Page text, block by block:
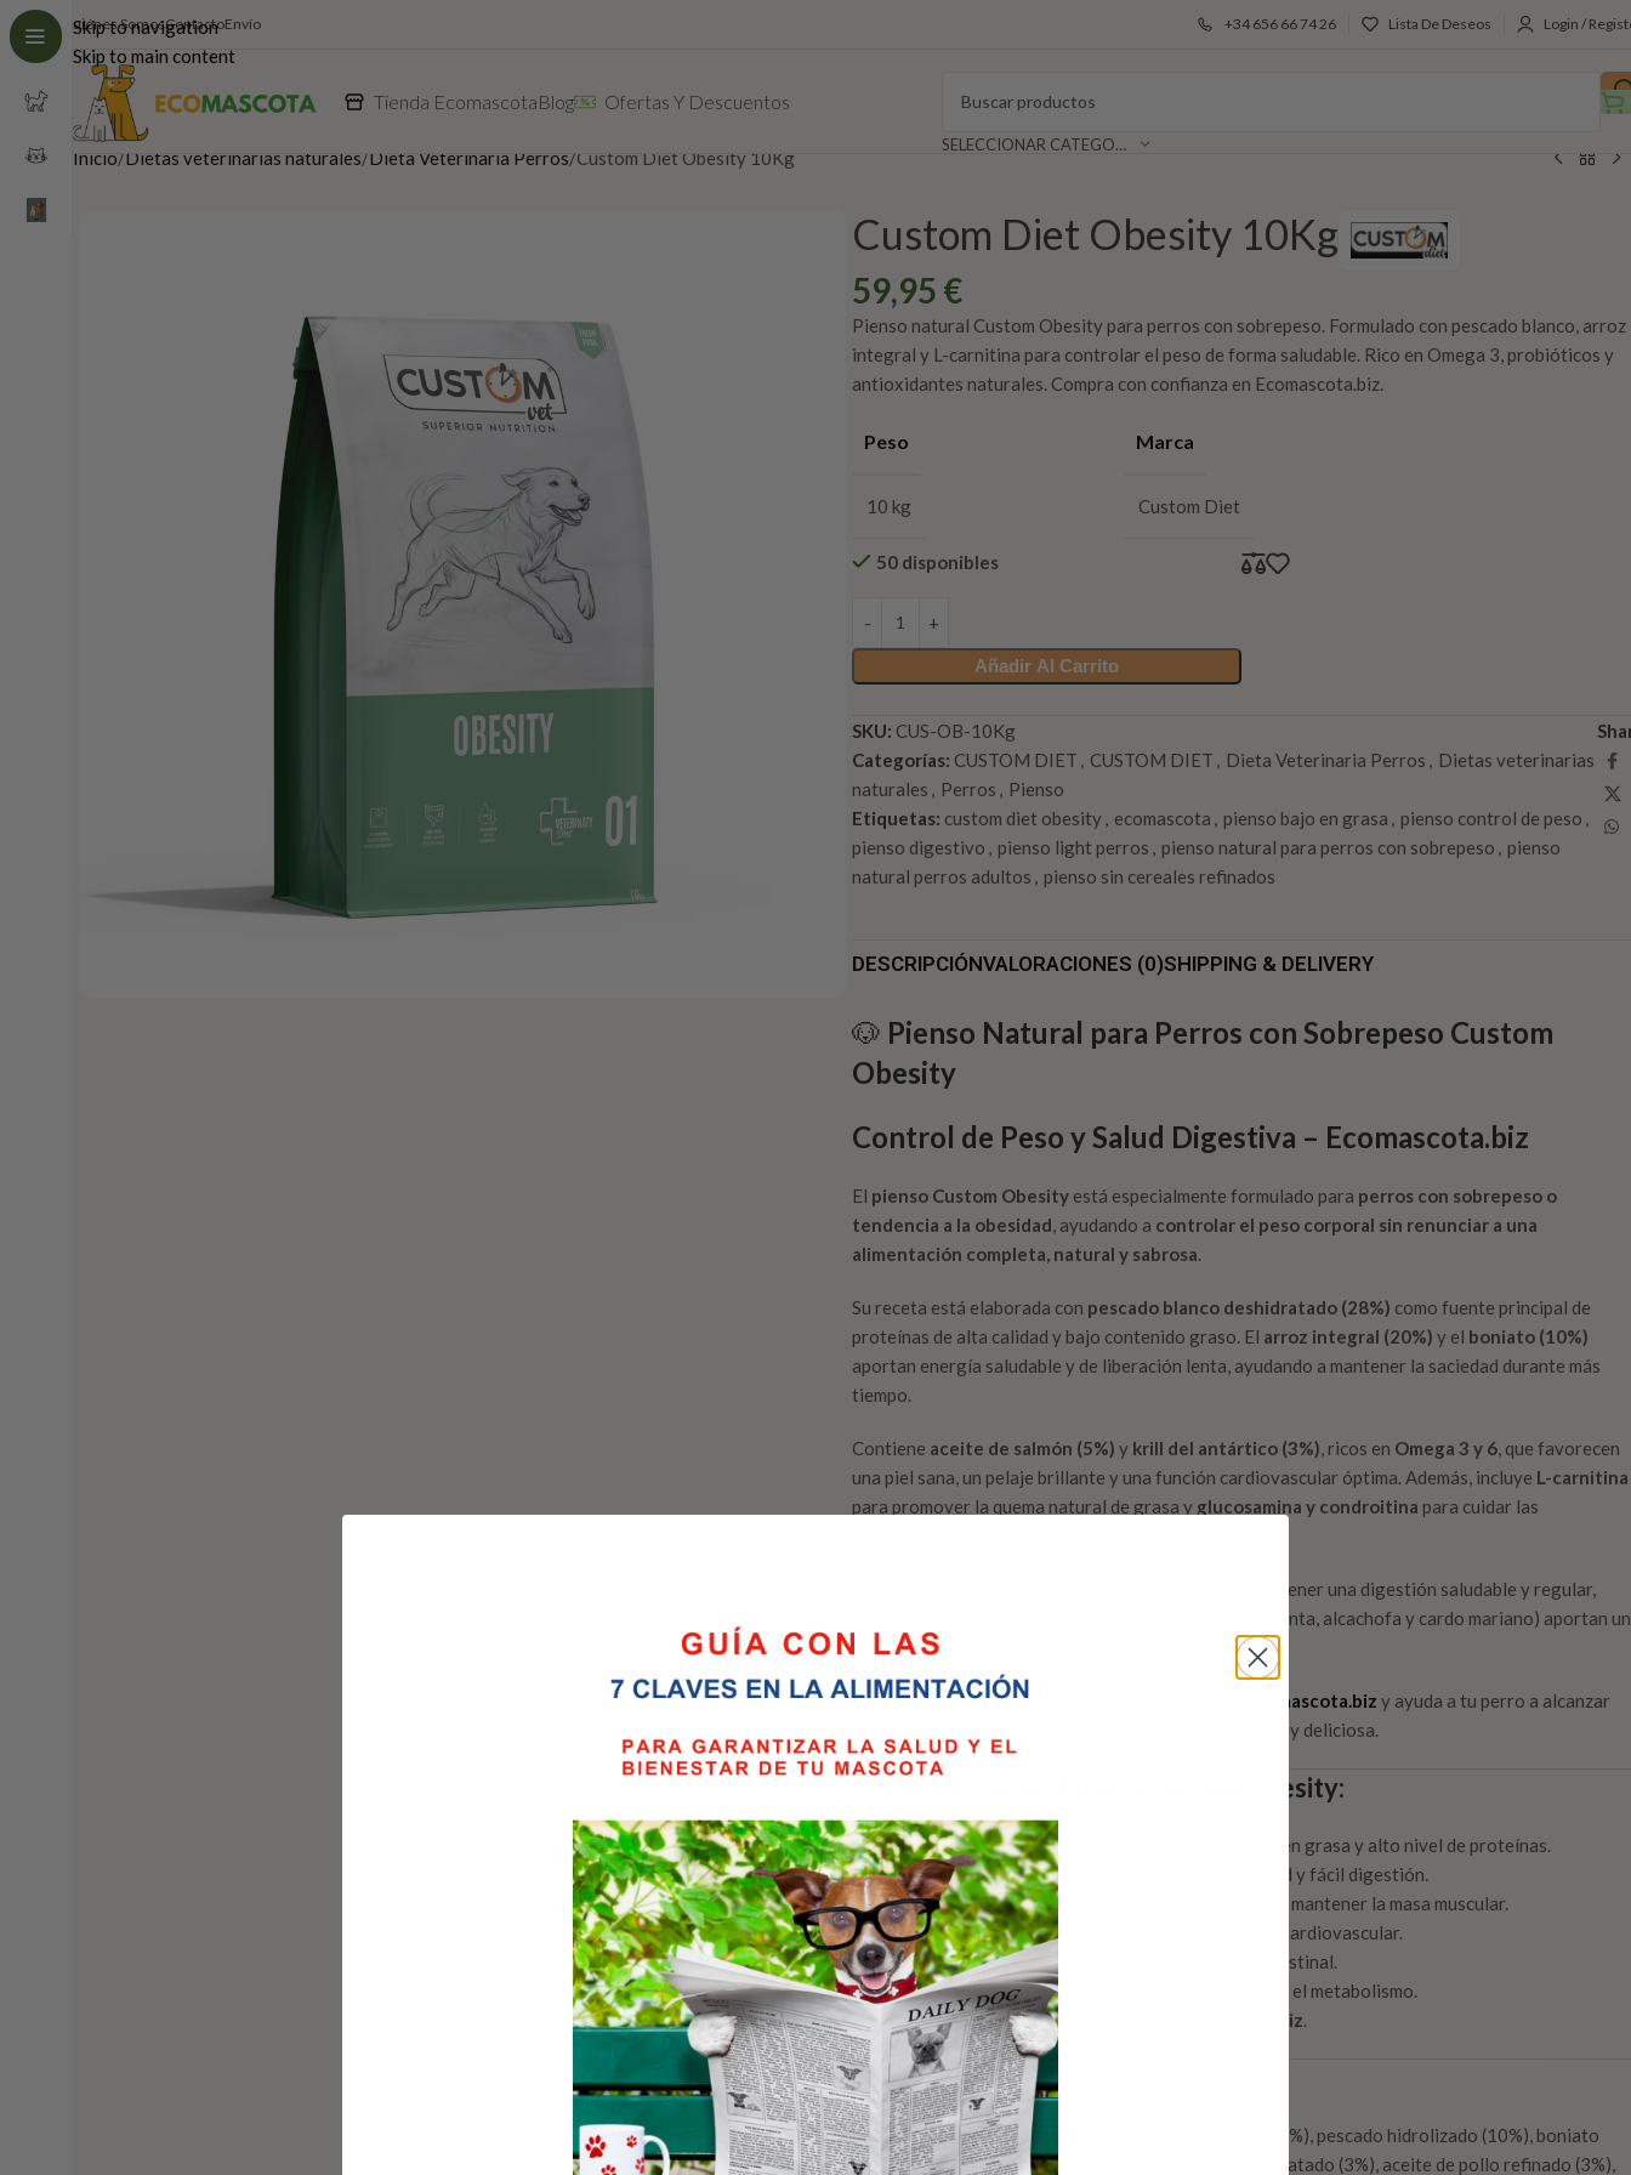
Skip to navigation
Skip to main content
Quiénes SomosContactoEnvío +34 656 66 74 26 Lista De Deseos Login /
Tienda EcomascotaBlog Ofertas Y Descuentos
SELECCIONAR CATEGORÍA
Inicio Dietas veterinarias naturales Dieta Veterinaria Perros Custom Diet Obesity 10Kg
Custom Diet Obesity 10Kg
59,95 €
Pienso natural Custom Obesity para perros con sobrepeso. Formulado con pescado blanco, arroz
integral y L-carnitina para controlar el peso de forma saludable. Rico en Omega 3, probióticos y
antioxidantes naturales. Compra con confianza en Ecomascota.biz.
Peso
10 kg
Marca
Custom Diet
50 disponibles
Añadir Al Carrito
SKU: CUS-OB-10Kg
Categorías: CUSTOM DIET , CUSTOM DIET , Dieta Veterinaria Perros , Dietas veterinarias
naturales , Perros , Pienso
Etiquetas: custom diet obesity, ecomascota , pienso bajo en grasa , pienso control de peso ,
pienso digestivo , pienso light perros , pienso natural para perros con sobrepeso , pienso
natural perros adultos , pienso sin cereales refinados
DESCRIPCIÓNVALORACIONES (0)SHIPPING & DELIVERY
🐶 Pienso Natural para Perros con Sobrepeso Custom
Obesity
Control de Peso y Salud Digestiva – Ecomascota.biz
El pienso Custom Obesity está especialmente formulado para perros con sobrepeso o
tendencia a la obesidad, ayudando a controlar el peso corporal sin renunciar a una
alimentación completa, natural y sabrosa.
Su receta está elaborada con pescado blanco deshidratado (28%) como fuente principal de
proteínas de alta calidad y bajo contenido graso. El arroz integral (20%) y el boniato (10%)
aportan energía saludable y de liberación lenta, ayudando a mantener la saciedad durante más
tiempo.
Contiene aceite de salmón (5%) y krill del antártico (3%), ricos en Omega 3 y 6, que favorecen
una piel sana, un pelaje brillante y una función cardiovascular óptima. Además, incluye L-carnitina
para promover la quema natural de grasa y glucosamina y condroitina para cuidar las
ayudan a mantener una digestión saludable y regular,
(romero, salvia, menta, alcachofa y cardo mariano) aportan un
efecto depurativo y antioxidante natural.
👉Compra ahora el pienso Custom Obesity en Ecomascota.biz y ayuda a tu perro a alcanzar
su peso ideal con una alimentación natural, equilibrada y deliciosa.
🦴 Beneficios del Pienso Custom Obesity:
✅ Control eficaz del peso gracias a su bajo contenido en grasa y alto nivel de proteínas.
✅ Elaborado con ingredientes naturales de alta calidad y fácil digestión.
✅ Con L-carnitina para favorecer la pérdida de grasa y mantener la masa muscular.
✅ Rico en Omega 3 y 6 para la piel, el pelaje y la salud cardiovascular.
✅ Prebióticos y probióticos que equilibran la flora intestinal.
✅ Con plantas naturales que ayudan a depurar y cuidar el metabolismo.
✅ Confianza, calidad y envío rápido con
Ecomascota.biz.
🧾 Composición:
Pescado blanco deshidratado (28%), arroz integral (20%), pescado hidrolizado (10%), boniato
(10%), aceite de salmón (5%), krill del antártico deshidratado (3%), aceite de pollo refinado (3%),